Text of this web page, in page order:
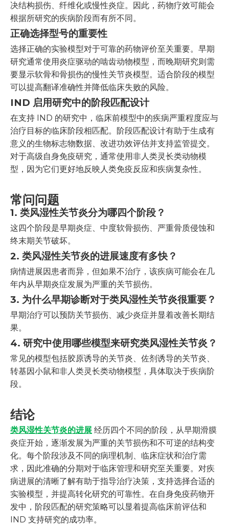
决结构损伤、纤维化或慢性炎症。因此，药物疗效可能会
根据所研究的疾病阶段而有所不同。
正确选择型号的重要性
选择正确的实验模型对于可靠的药物评价至关重要。早期
研究通常使用炎症驱动的啮齿动物模型，而晚期研究则需
要显示软骨和骨损伤的慢性关节炎模型。适合阶段的模型
可以提高翻译准确性并降低临床失败的风险。
IND 启用研究中的阶段匹配设计
在支持 IND 的研究中，临床前模型中的疾病严重程度应与
治疗目标的临床阶段相匹配。阶段匹配设计有助于生成有
意义的生物标志物数据、改进功效评估并支持监管提交。
对于高级自身免疫研究，通常使用非人类灵长类动物模
型，因为它们更好地反映人类免疫反应和疾病复杂性。
常问问题
1. 类风湿性关节炎分为哪四个阶段？
这四个阶段是早期炎症、中度软骨损伤、严重骨质侵蚀和
终末期关节破坏。
2. 类风湿性关节炎的进展速度有多快？
病情进展因患者而异，但如果不治疗，该疾病可能会在几
年内从早期炎症发展为严重的关节损伤。
3. 为什么早期诊断对于类风湿性关节炎很重要？
早期治疗可以预防关节损伤、减少炎症并显着改善长期结
果。
4. 研究中使用哪些模型来研究类风湿性关节炎？
常见的模型包括胶原诱导的关节炎、佐剂诱导的关节炎、
转基因小鼠和非人类灵长类动物模型，具体取决于疾病阶
段。
结论
类风湿性关节炎的进展 经历四个不同的阶段，从早期滑膜
炎症开始，逐渐发展为严重的关节损伤和不可逆的结构变
化。每个阶段涉及不同的病理机制、临床症状和治疗需
求，因此准确的分期对于临床管理和研究至关重要。对疾
病进展的清晰了解有助于指导治疗决策，支持选择合适的
实验模型，并提高转化研究的可靠性。在自身免疫药物开
发中，阶段匹配的研究策略可以显着提高临床前评估和
IND 支持研究的成功率。